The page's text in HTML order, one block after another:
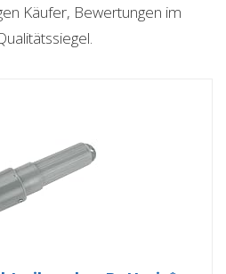
Käufer, Bewertungen im